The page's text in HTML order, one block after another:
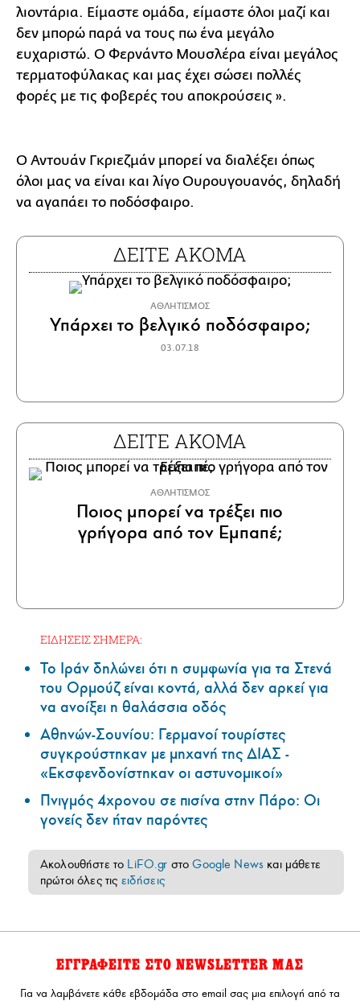
λιοντάρια. Είμαστε ομάδα, είμαστε όλοι μαζί και
δεν μπορώ παρά να τους πω ένα μεγάλο
ευχαριστώ. Ο Φερνάντο Μουσλέρα είναι μεγάλος
τερματοφύλακας και μας έχει σώσει πολλές
φορές με τις φοβερές του αποκρούσεις ».
Ο Αντουάν Γκριεζμάν μπορεί να διαλέξει όπως
όλοι μας να είναι και λίγο Ουρουγουανός, δηλαδή
να αγαπάει το ποδόσφαιρο.
ΔΕΙΤΕ ΑΚΟΜΑ
ΑΘΛΗΤΙΣΜΟΣ
Υπάρχει το βελγικό ποδόσφαιρο;
03.07.18
ΔΕΙΤΕ ΑΚΟΜΑ
ΑΘΛΗΤΙΣΜΟΣ
Ποιος μπορεί να τρέξει πιο
γρήγορα από τον Εμπαπέ;
ΕΙΔΗΣΕΙΣ ΣΗΜΕΡΑ:
Το Ιράν δηλώνει ότι η συμφωνία για τα Στενά
του Ορμούζ είναι κοντά, αλλά δεν αρκεί για
να ανοίξει η θαλάσσια οδός
Αθηνών-Σουνίου: Γερμανοί τουρίστες
συγκρούστηκαν με μηχανή της ΔΙΑΣ -
«Εκσφενδονίστηκαν οι αστυνομικοί»
Πνιγμός 4χρονου σε πισίνα στην Πάρο: Οι
γονείς δεν ήταν παρόντες
Ακολουθήστε το LiFO.gr στοGoogle News και μάθετε
πρώτοι όλες τις ειδήσεις
ΕΓΓΡΑΦΕΙΤΕ ΣΤΟ NEWSLETTER ΜΑΣ
Για να λαμβάνετε κάθε εβδομάδα στο email σας μια επιλογή από τα